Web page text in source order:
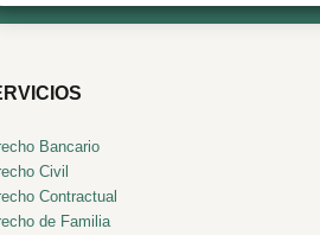
Bancario
Civil
Contractual
de Familia